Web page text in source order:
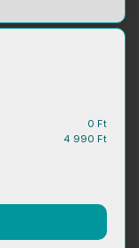
0 Ft
4 990 Ft